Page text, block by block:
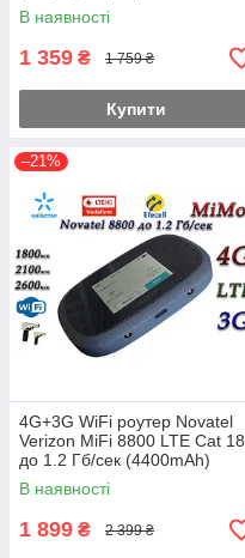
В наявності
1 359 ₴ 1 759 ₴
Купити
–21%
4G+3G WiFi роутер Novatel
Verizon MiFi 8800 LTE Cat 18
до 1.2 Гб/сек (4400mAh)
(KS,VD,Life)
В наявності
1 899 ₴ 2 399 ₴